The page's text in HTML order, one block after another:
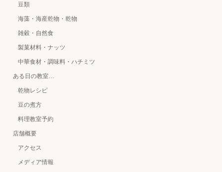
豆類
海藻・海産乾物・乾物
雑穀・自然食
製菓材料・ナッツ
中華食材・調味料・ハチミツ
ある日の教室…
乾物レシピ
豆の煮方
料理教室予約
店舗概要
アクセス
メディア情報